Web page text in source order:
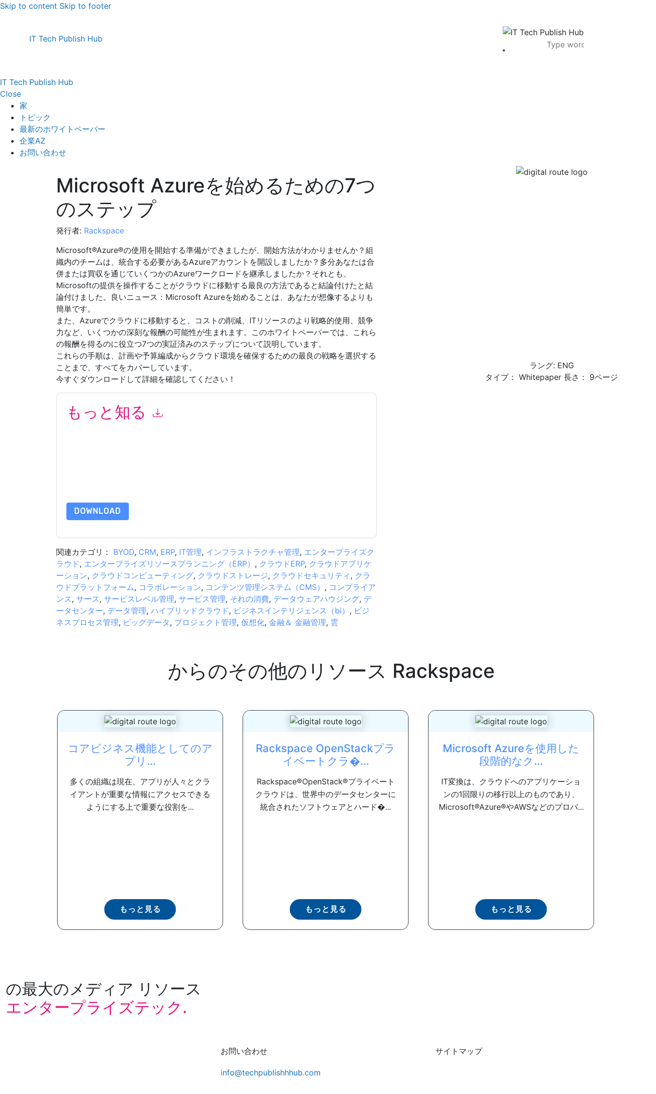
Skip to content Skip to footer
IT Tech Publish Hub
IT Tech Publish Hub
Close
家
トピック
最新のホワイトペーパー
企業AZ
お問い合わせ
Microsoft Azureを始めるための7つ
のステップ
発行者: Rackspace
Microsoft®Azure®の使用を開始する準備ができましたが、開始方法がわかりませんか？組
織内のチームは、統合する必要があるAzureアカウントを開設しましたか？多分あなたは合
併または買収を通じていくつかのAzureワークロードを継承しましたか？それとも、
Microsoftの提供を操作することがクラウドに移動する最良の方法であると結論付けたと結
論付けました。良いニュース：Microsoft Azureを始めることは、あなたが想像するよりも
簡単です。
また、Azureでクラウドに移動すると、コストの削減、ITリソースのより戦略的使用、競争
力など、いくつかの深刻な報酬の可能性が生まれます。このホワイトペーパーでは、これら
の報酬を得るのに役立つ7つの実証済みのステップについて説明しています。
これらの手順は、計画や予算編成からクラウド環境を確保するための最良の戦略を選択する
ことまで、すべてをカバーしています。
今すぐダウンロードして詳細を確認してください！
もっと知る
DOWNLOAD
関連カテゴリ： BYOD, CRM, ERP, IT管​​理, インフラストラクチャ管理, エンタープライズク
ラウド, エンタープライズリソースプランニング（ERP） , クラウドERP, クラウドアプリケ
ーション, クラウドコンピューティング, クラウドストレージ, クラウドセキュリティ , クラ
ウドプラットフォーム, コラボレーション, コンテンツ管理システム（CMS） , コンプライア
ンス, サース, サービスレベル管理, サービス管理, それの消費, データウェアハウジング, デ
ータセンター, データ管理, ハイブリッドクラウド, ビジネスインテリジェンス（bi） , ビジ
ネスプロセス管理, ビッグデータ , プロジェクト管理, 仮想化, 金融＆ 金融管理, 雲
ラング: ENG
タイプ： Whitepaper 長さ： 9ページ
からのその他のリソース Rackspace
コアビジネス機能としてのア
プリ...
多くの組織は現在、アプリが人々とクラ
イアントが重要な情報にアクセスできる
ようにする上で重要な役割を...
もっと見る
Rackspace OpenStackプラ
イベートクラ�...
Rackspace®OpenStack®プライベート
クラウドは、世界中のデータセンターに
統合されたソフトウェアとハ​​ード�...
もっと見る
Microsoft Azureを使用した
段階的なク...
IT変換は、クラウドへのアプリケーショ
ンの1回限りの移行以上のものであり、
Microsoft®Azure®やAWSなどのプロバ...
もっと見る
の最大のメディア リソース
エンタープライズテック.
お問い合わせ
info@techpublishhhub.com
サイトマップ